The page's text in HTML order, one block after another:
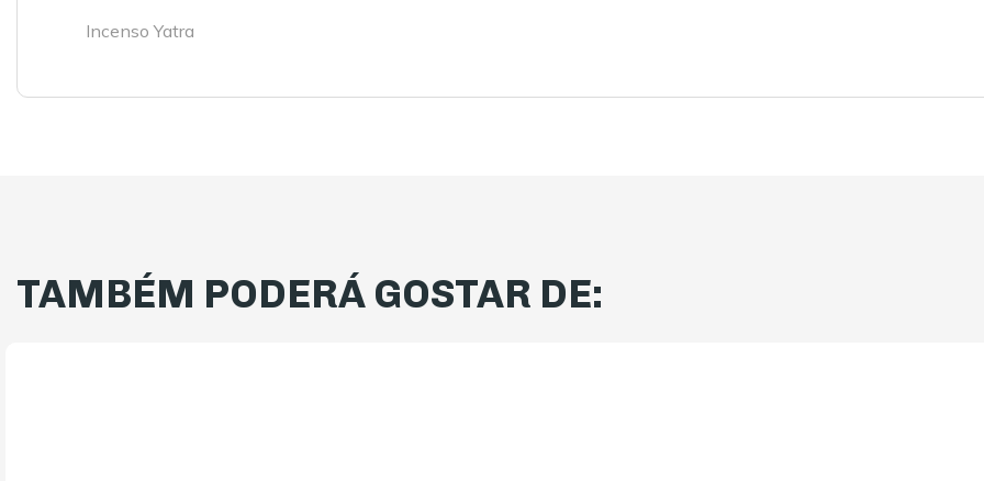
Incenso Yatra
TAMBÉM PODERÁ GOSTAR DE: